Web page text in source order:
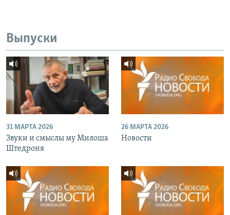
Выпуски
31 МАРТА 2026
Звуки и смыслы му Милоша
Штедроня
26 МАРТА 2026
Новости